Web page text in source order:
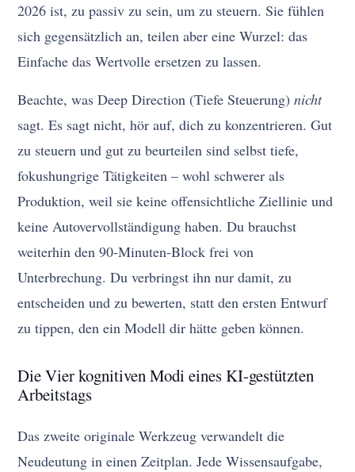
2026 ist, zu passiv zu sein, um zu steuern. Sie fühlen
sich gegensätzlich an, teilen aber eine Wurzel: das
Einfache das Wertvolle ersetzen zu lassen.
Beachte, was Deep Direction (Tiefe Steuerung)nicht
sagt. Es sagt nicht, hör auf, dich zu konzentrieren. Gut
zu steuern und gut zu beurteilen sind selbst tiefe,
fokushungrige Tätigkeiten – wohl schwerer als
Produktion, weil sie keine offensichtliche Ziellinie und
keine Autovervollständigung haben. Du brauchst
weiterhin den 90-Minuten-Block frei von
Unterbrechung. Du verbringst ihn nur damit, zu
entscheiden und zu bewerten, statt den ersten Entwurf
zu tippen, den ein Modell dir hätte geben können.
Die Vier kognitiven Modi eines KI-gestützten
Arbeitstags
Das zweite originale Werkzeug verwandelt die
Neudeutung in einen Zeitplan. Jede Wissensaufgabe,